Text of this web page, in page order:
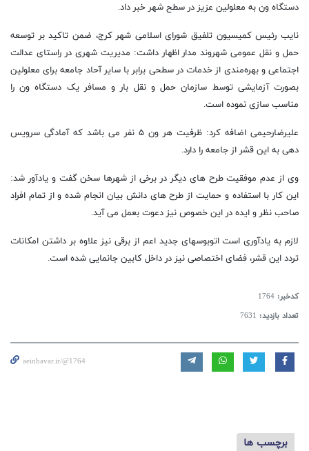
دستگاه ون به معلولین عزیز در سطح شهر خبر داد.
نایب رئیس کمیسیون تلفیق شورای اسلامی شهر کرج، ضمن تاکید بر توسعه
حمل و نقل عمومی شهروند مدار اظهار داشت: مدیریت شهری در راستای عدالت
اجتماعی و بهره‌مندی از خدمات در سطحی برابر با سایر آحاد جامعه برای معلولین
بصورت آزمایشی توسط سازمان حمل و نقل بار و مسافر یک دستگاه ون را
مناسب سازی نموده است.
علیرضارحیمی اضافه کرد: ظرفیت هر ون ۵ نفر می باشد که آمادگی سرویس
دهی به این قشر از جامعه را دارد.
وی از عدم موفقیت طرح های دیگر در برخی از شهرها سخن گفت و یادآور شد:
این کار با استفاده و حمایت از طرح های دانش بیان انجام شده و از تمام افراد
صاحب نظر و ایده در این خصوص نیز دعوت بعمل می آید.
لازم به یادآوری است اتوبوسهای جدید اعم از برقی نیز علاوه بر داشتن امکانات
تردد این قشر، فضای اختصاصی نیز در داخل کابین جانمایی شده است.
کدخبر: 1764
تعداد بازدید: 7631
aeinbavar.ir/@1764
برچسب ها